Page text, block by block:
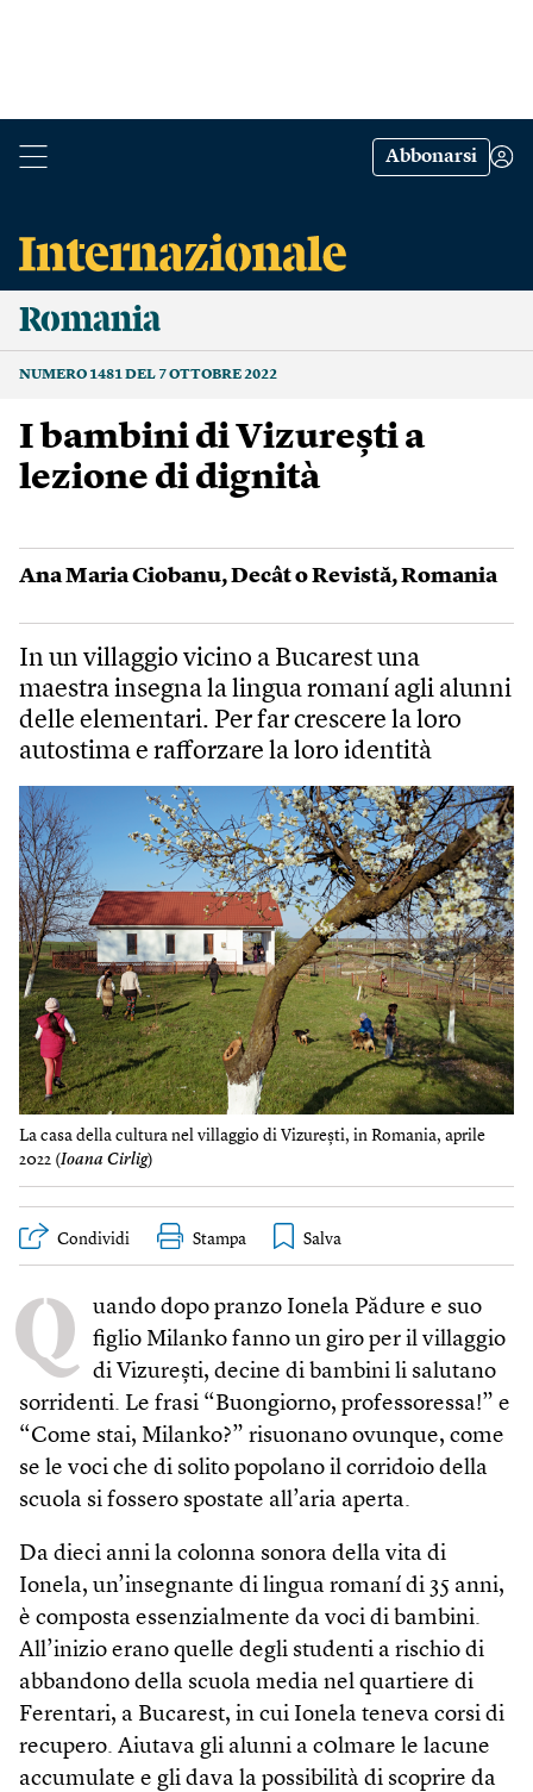
Abbonarsi
Romania
NUMERO 1481 DEL 7 OTTOBRE 2022
I bambini di Vizurești a
lezione di dignità
Ana Maria Ciobanu,Decât o Revistă,Romania
In un villaggio vicino a Bucarest una
maestra insegna la lingua romaní agli alunni
delle elementari. Per far crescere la loro
autostima e rafforzare la loro identità
La casa della cultura nel villaggio di Vizurești, in Romania, aprile
2022 (Ioana Cirlig)
Condividi Stampa
Q uando dopo pranzo Ionela Pădure e suo
figlio Milanko fanno un giro per il villaggio
di Vizurești, decine di bambini li salutano
sorridenti. Le frasi “Buongiorno, professoressa!” e
“Come stai, Milanko?” risuonano ovunque, come
se le voci che di solito popolano il corridoio della
scuola si fossero spostate all’aria aperta.
Da dieci anni la colonna sonora della vita di
Ionela, un’insegnante di lingua romaní di 35 anni,
è composta essenzialmente da voci di bambini.
All’inizio erano quelle degli studenti a rischio di
abbandono della scuola media nel quartiere di
Ferentari, a Bucarest, in cui Ionela teneva corsi di
recupero. Aiutava gli alunni a c0lmare le lacune
accumulate e gli dava la possibilità di scoprire da